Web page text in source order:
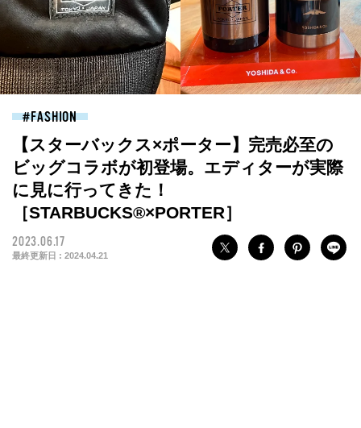
FASHION
【スターバックス×ポーター】完売必至の
ビッグコラボが初登場。エディターが実際
に見に行ってきた！
［STARBUCKS®×PORTER］
2023.06.17
最終更新日 : 2024.04.21